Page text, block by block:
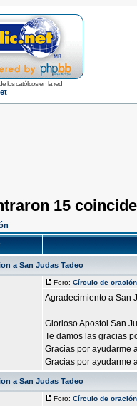
los católicos en la red
15
a San Judas Tadeo
Foro: Círculo de oración
Agradecimiento a San
Glorioso Apostol San
Te damos las gracias
Gracias por ayudarme
Gracias por ayudarme
a San Judas Tadeo
Foro: Círculo de oración